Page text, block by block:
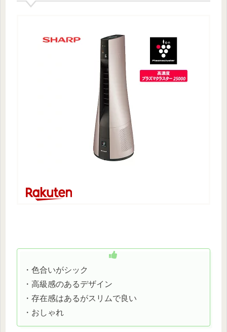
・色合いがシック
・高級感のあるデザイン
・存在感はあるがスリムで良い
・おしゃれ